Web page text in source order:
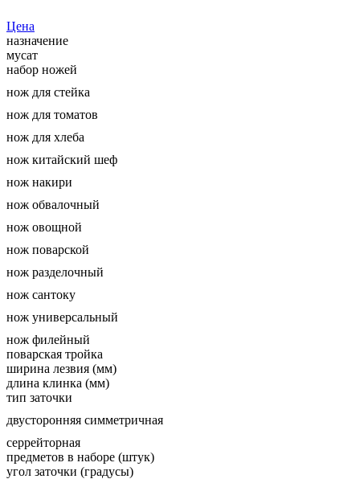
Цена
назначение
мусат
набор ножей
нож для стейка
нож для томатов
нож для хлеба
нож китайский шеф
нож накири
нож обвалочный
нож овощной
нож поварской
нож разделочный
нож сантоку
нож универсальный
нож филейный
поварская тройка
ширина лезвия (мм)
длина клинка (мм)
тип заточки
двусторонняя симметричная
серрейторная
предметов в наборе (штук)
угол заточки (градусы)